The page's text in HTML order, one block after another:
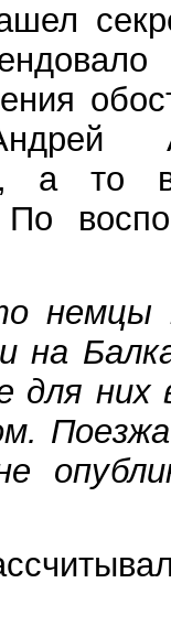
а то в
По
немцы
на
для